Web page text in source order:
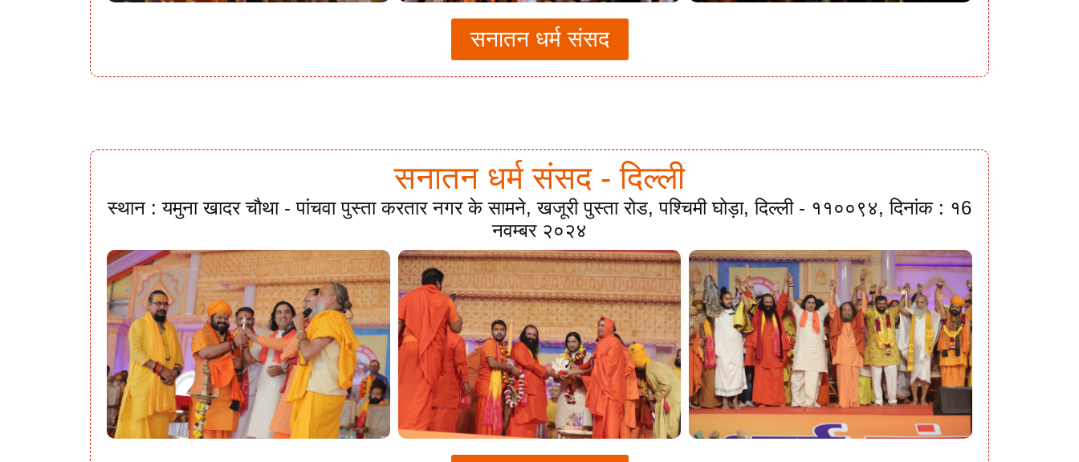
सनातन धर्म संसद
सनातन धर्म संसद - दिल्ली
स्थान : यमुना खादर चौथा - पांचवा पुस्ता करतार नगर के सामने, खजूरी पुस्ता रोड, पश्चिमी घोड़ा, दिल्ली - ११००९४, दिनांक : १6
नवम्बर २०२४